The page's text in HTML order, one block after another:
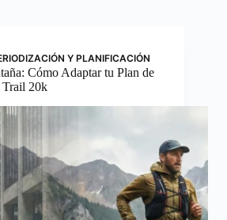
Y PLANIFICACIÓN
Cómo Adaptar tu Plan de
Trail 20k